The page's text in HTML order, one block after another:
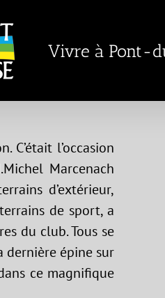
Vivre à Pont-
l’occasion
Marcenach
d’extérieur,
de sport, a
du club. Tous se
épine sur
ce magnifique